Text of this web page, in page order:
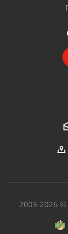
2003-2026 ©